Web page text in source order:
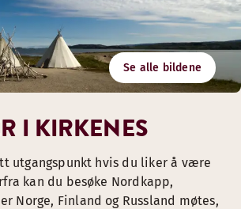
Se alle bildene
I KIRKENES
utgangspunkt hvis du liker å være
kan du besøke Nordkapp,
Norge, Finland og Russland møtes,